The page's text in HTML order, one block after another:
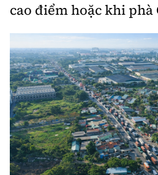
cao điểm hoặc khi phà